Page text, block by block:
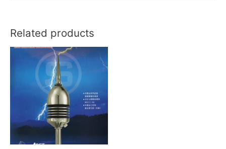
Related products